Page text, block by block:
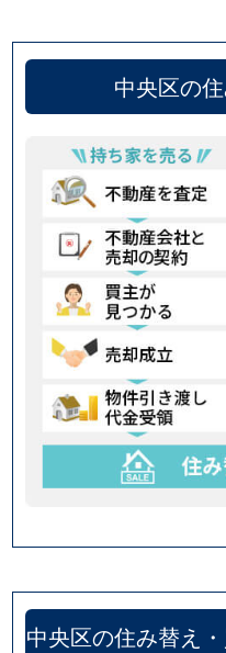
中央区の
中央区の住み替え